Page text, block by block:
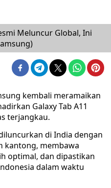
Meluncur Global, Ini
kembali meramaikan
Galaxy Tab A11
terjangkau.
di India dengan
kantong, membawa
optimal, dan dipastikan
dalam waktu